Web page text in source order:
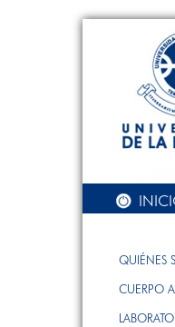
QUIÉNES
CUERPO